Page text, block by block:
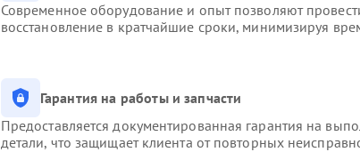
Современное оборудование и опыт позволяют
восстановление в кратчайшие сроки, минимизируя
Гарантия на работы и запчасти
Предоставляется документированная гарантия на
детали, что защищает клиента от повторных